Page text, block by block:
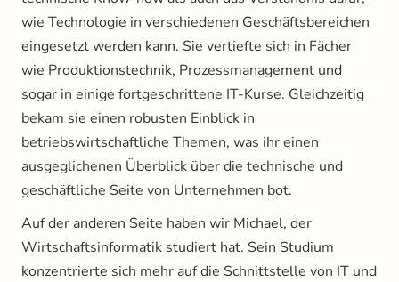
wie Technologie in verschiedenen Geschäftsbereichen
eingesetzt werden kann. Sie vertiefte sich in Fächer
wie Produktionstechnik, Prozessmanagement und
sogar in einige fortgeschrittene IT-Kurse. Gleichzeitig
bekam sie einen robusten Einblick in
betriebswirtschaftliche Themen, was ihr einen
ausgeglichenen Überblick über die technische und
geschäftliche Seite von Unternehmen bot.
Auf der anderen Seite haben wir Michael, der
Wirtschaftsinformatik studiert hat. Sein Studium
konzentrierte sich mehr auf die Schnittstelle von IT und